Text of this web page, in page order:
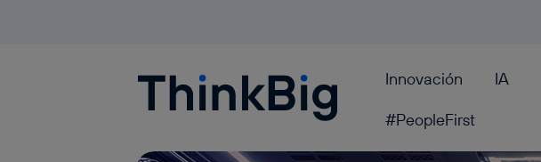
Blogthinkbig.com Innovación IA
#PeopleFirst